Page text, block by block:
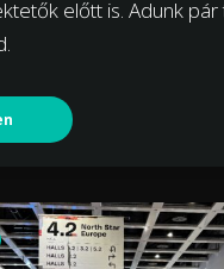
előtt is. Adunk